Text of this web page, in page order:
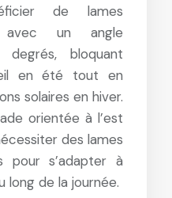
de lames
avec un angle
degrés, bloquant
en été tout en
solaires en hiver.
orientée à l’est
des lames
pour s’adapter à
long de la journée.